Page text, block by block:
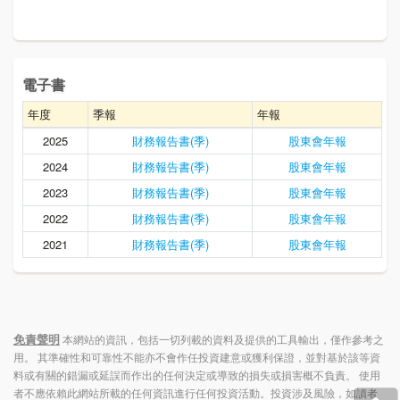
電子書
年度 季報
年報
2025
財務報告書(季)
股東會年報
2024
財務報告書(季)
股東會年報
2023
財務報告書(季)
股東會年報
2022
財務報告書(季)
股東會年報
2021
財務報告書(季) 股東會年報
免責聲明本網站的資訊，包括一切列載的資料及提供的工具輸出，僅作參考之
用。 其準確性和可靠性不能亦不會作任投資建意或獲利保證，並對基於該等資
料或有關的錯漏或延誤而作出的任何決定或導致的損失或損害概不負責。 使用
者不應依賴此網站所載的任何資訊進行任何投資活動。投資涉及風險，如讀者